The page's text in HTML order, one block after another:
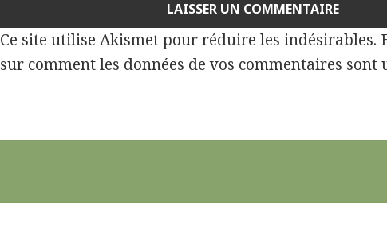
Ce site utilise Akismet pour réduire les indésirables.
sur comment les données de vos commentaires sont